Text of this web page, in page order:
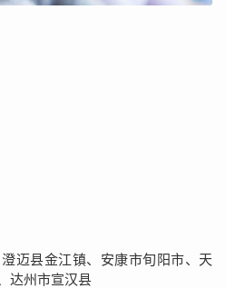
迈县金江镇、安康市旬阳市、天
达州市宣汉县